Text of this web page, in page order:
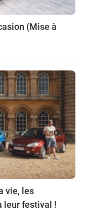
(Mise à
vie, les
leur festival !